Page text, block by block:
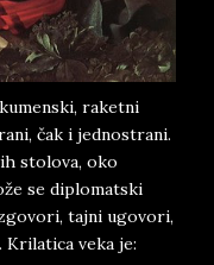
raketni
čak i jednostrani.
stolova, oko
se diplomatski
tajni ugovori,
veka je: